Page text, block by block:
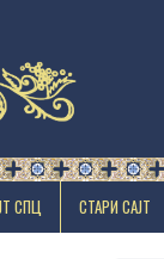
СПЦ СТАРИ САЈТ